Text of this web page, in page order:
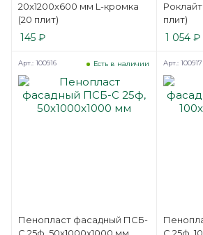
20x1200x600 мм L-кромка
(20 плит)
145 ₽
плит)
1 054₽
Пенопласт фасадный ПСБ-
С 25ф, 50x1000x1000 мм
Есть в наличии
Арт.: 100916
С 25ф,
Арт.: 100917